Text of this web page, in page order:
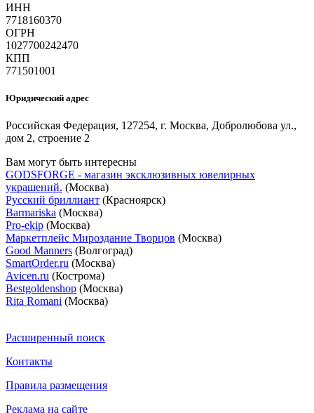
ИНН
7718160370
ОГРН
1027700242470
КПП
771501001
Юридический адрес
Российская Федерация, 127254, г. Москва, Добролюбова ул.,
дом 2, строение 2
Вам могут быть интересны
GODSFORGE - магазин эксклюзивных ювелирных
украшений. (Москва)
Русский бриллиант (Красноярск)
Barmariska (Москва)
Pro-ekip (Москва)
Маркетплейс Мироздание Творцов (Москва)
Good Manners (Волгоград)
SmartOrder.ru (Москва)
Avicen.ru (Кострома)
Bestgoldenshop (Москва)
Rita Romani (Москва)
Расширенный поиск
Контакты
Правила размещения
Реклама на сайте